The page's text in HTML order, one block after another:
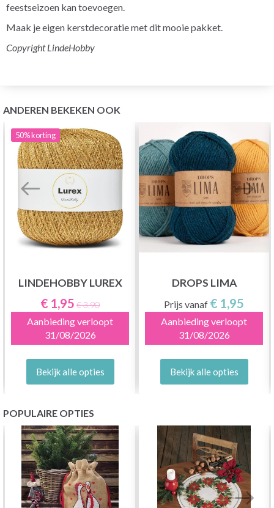
feestseizoen kan toevoegen.
Maak je eigen kerstdecoratie met dit mooie pakket.
Copyright LindeHobby
ANDEREN BEKEKEN OOK
50%korting
LINDEHOBBY LUREX
€ 1,95 € 3,90
Aanbieding verloopt
31/08/2026
Bekijk alle opties
DROPS LIMA
Prijs vanaf € 1,95
Aanbieding verloopt
31/08/2026
Bekijk alle opties
POPULAIRE OPTIES